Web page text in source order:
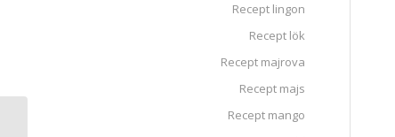
Recept lingon
Recept lök
Recept majrova
Recept majs
Recept mango